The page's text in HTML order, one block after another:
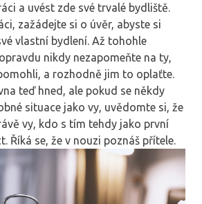
a uvést zde své trvalé bydliště.
zažádejte si o úvěr, abyste si
vlastní bydlení. Až tohohle
nikdy nezapomeňte na ty,
a rozhodně jim to oplaťte.
teď hned, ale pokud se někdy
situace jako vy, uvědomte si, že
vy, kdo s tím tehdy jako první
Říká se, že v nouzi poznáš přítele.